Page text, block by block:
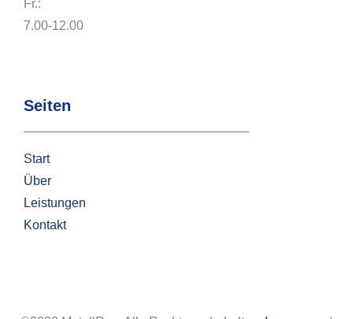
Fr.:
7.00-12.00
Seiten
Start
Über
Leistungen
Kontakt